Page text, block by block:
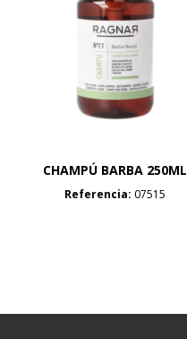
CHAMPÚ BARBA 250ML
Referencia: 07515